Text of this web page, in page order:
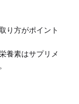
り方がポイント
養素はサプリメ